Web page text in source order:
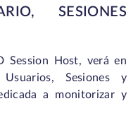
SESIONES
Session Host, verá en
Sesiones y
a monitorizar y